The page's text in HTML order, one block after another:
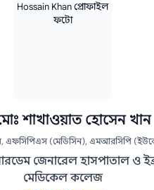
শাখাওয়াত হোসেন খান
এফসিপিএস (মেডিসিন), এমআরসিপি
জেনারেল হাসপাতাল ও
মেডিকেল কলেজ